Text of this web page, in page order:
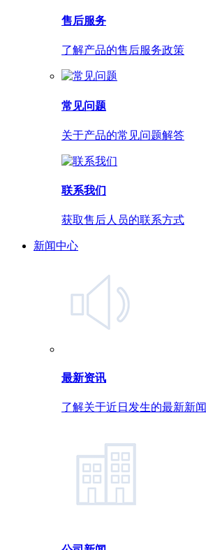
售后服务
了解产品的售后服务政策
常见问题
关于产品的常见问题解答
联系我们
获取售后人员的联系方式
新闻中心
最新资讯
了解关于近日发生的最新新闻